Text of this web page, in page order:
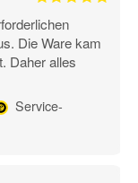
Die Ware kam
Daher alles
Service-